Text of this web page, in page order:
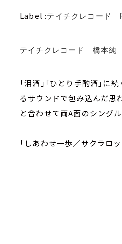
Label :テイチクレコード
テイチクレコード 橋本純
「泪酒」「ひとり手酌酒」
るサウンドで包み込んだ思
と合わせて両A面のシングル
「しあわせ一歩／サクラロ